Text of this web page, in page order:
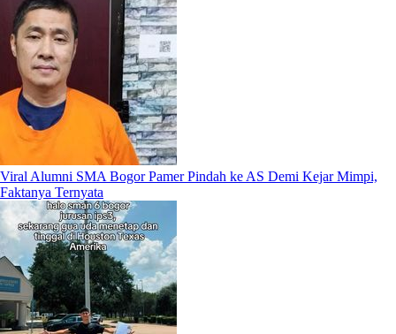
Viral Alumni SMA Bogor Pamer Pindah ke AS Demi Kejar Mimpi,
Faktanya Ternyata